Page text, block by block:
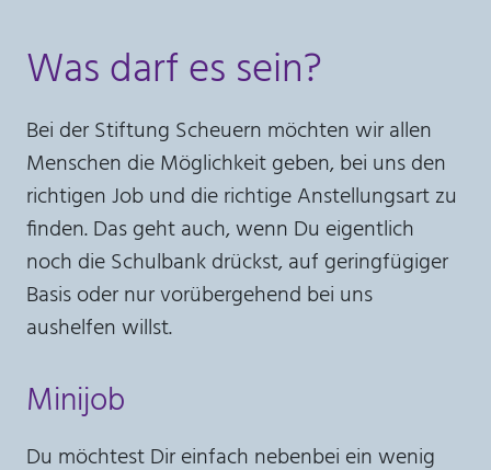
Was darf es sein?
Bei der Stiftung Scheuern möchten wir allen
Menschen die Möglichkeit geben, bei uns den
richtigen Job und die richtige Anstellungsart zu
finden. Das geht auch, wenn Du eigentlich
noch die Schulbank drückst, auf geringfügiger
Basis oder nur vorübergehend bei uns
aushelfen willst.
Minijob
Du möchtest Dir einfach nebenbei ein wenig